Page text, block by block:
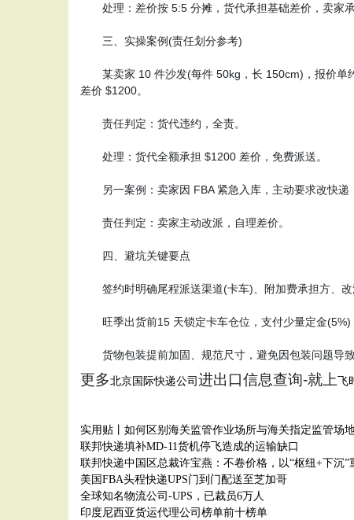
处理：差价按 5:5 分摊，货代承担基础差价，卖家承
三、实操案例(责任划分参考)
某卖家 10 件沙发(每件 50kg，长 150cm)，报价单约
差价 $1200。
责任判定：货代违约，全责。
处理：货代全额承担 $1200 差价，免费派送。
另一案例：卖家因 FBA 紧急入库，主动要求改快递
责任判定：卖家主动改派，自理差价。
四、避坑关键要点
签约时明确尾程派送渠道(卡车)、附加费承担方、改
旺季出货前15 天锁定卡车仓位，支付少量定金(5%)
货物包装提前加固、规范尺寸，避免因包装问题导致
更多北京国际快递公司进出口信息查询-就上飞
实用贴丨如何区别海关监管作业场所与海关指定监管场
联邦快递填补MD-11货机停飞造成的运输缺口
联邦快递中国区总裁许宝燕：不卷价格，以“枢纽+下沉”
美国FBA头程快递UPS门到门配送至芝加哥
全球知名物流公司-UPS，已裁员6万人
印度尼西亚货运代理公司榜单前十榜单